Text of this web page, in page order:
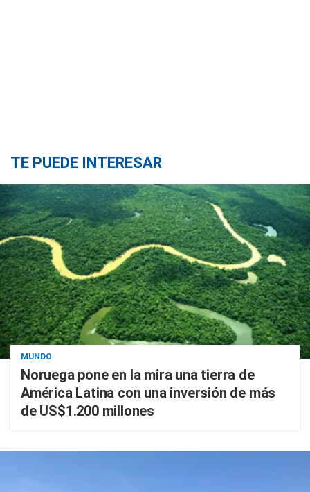
TE PUEDE INTERESAR
MUNDO
Noruega pone en la mira una tierra de
América Latina con una inversión de más
de US$1.200 millones